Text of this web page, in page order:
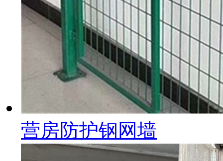
营房防护钢网墙